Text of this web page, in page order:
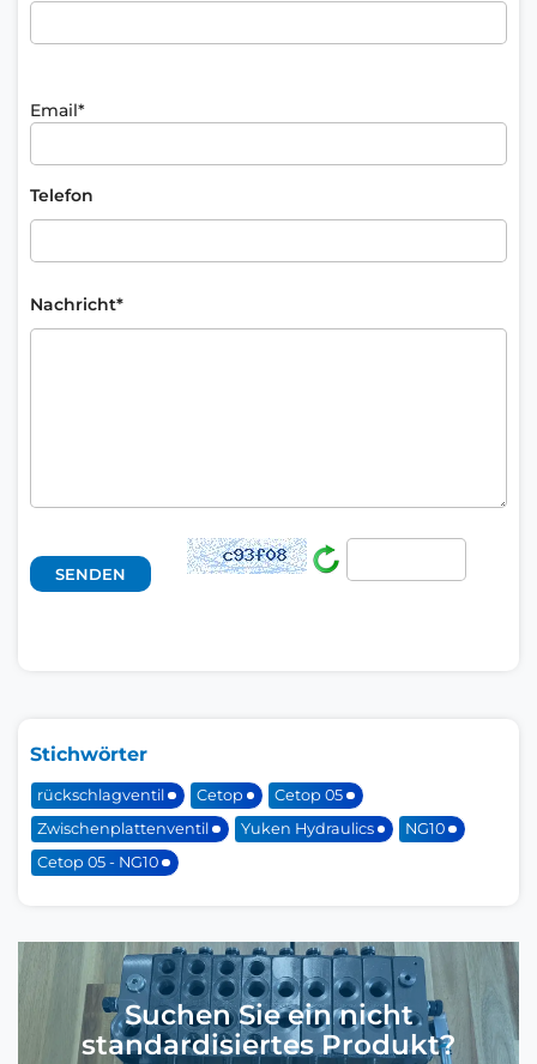
Email*
Telefon
Nachricht*
Stichwörter
rückschlagventil Cetop
Cetop 05
Zwischenplattenventil
Yuken Hydraulics
NG10
Cetop 05 - NG10
Suchen Sie ein nicht
standardisiertes Produkt?